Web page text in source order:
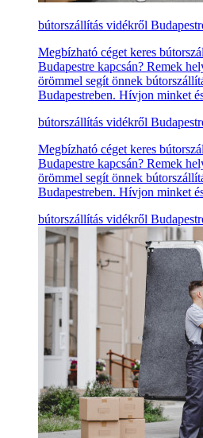
bútorszállítás vidékről
Megbízható céget keres
Budapestre kapcsán? Remek
örömmel segít önnek
Budapestreben. Hívjon minket
bútorszállítás vidékről
Megbízható céget keres
Budapestre kapcsán? Remek
örömmel segít önnek
Budapestreben. Hívjon minket
bútorszállítás vidékről